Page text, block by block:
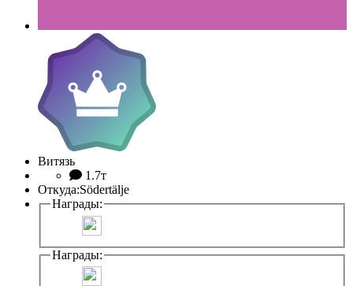
Витязь
1.7т
Откуда:Södertälje
Награды:
Награды: